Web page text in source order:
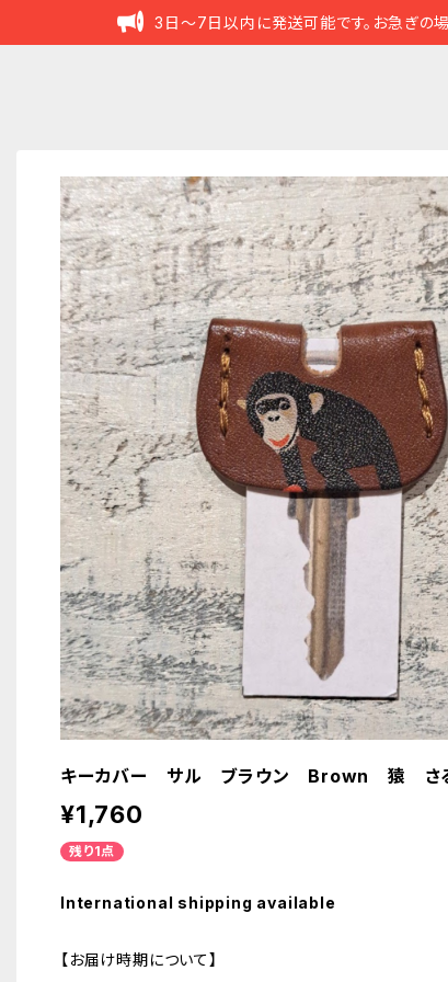
3日～7日以内に発送可能です。お急ぎの
キーカバー サル ブラウン Brown 猿 さ
¥1,760
残り1点
International shipping available
【お届け時期について】